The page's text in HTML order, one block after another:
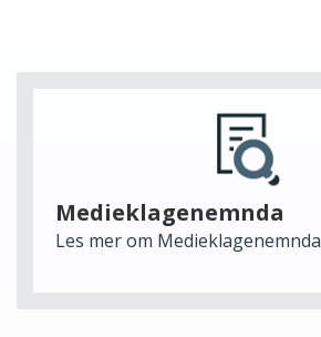
Medieklagenemnda
Les mer om Medieklagenemnda